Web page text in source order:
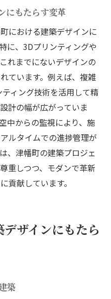
にもたらす変革
における建築デザインに
に、3Dプリンティングや
れまでにないデザインの
ています。例えば、複雑
ィング技術を活用して精
計の幅が広がっていま
中からの監視により、施
ルタイムでの進捗管理が
、津幡町の建築プロジェ
重しつつ、モダンで革新
貢献しています。
ザインにもたら
築